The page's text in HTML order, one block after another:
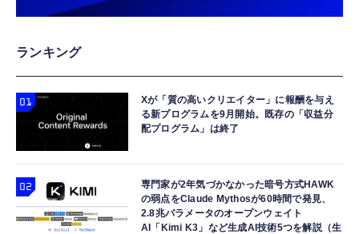
ランキング
Xが「質の高いクリエイター」に報酬を与え
る新プログラムを9月開始。既存の「収益分
配プログラム」は終了
専門家が2年気づかなかった暗号方式HAWK
の弱点をClaude Mythosが60時間で発見、
2.8兆パラメータのオープンウェイト
AI「Kimi K3」など生成AI技術5つを解説（生